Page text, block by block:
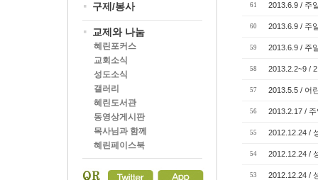
구제/봉사
교제와 나눔
혜린포커스
교회소식
성도소식
갤러리
혜린도서관
동영상게시판
목사님과 함께
혜린페이스북
61 2013.6.9 / 주
60 2013.6.9 / 주
59 2013.6.9 / 주
58 2013.2.2~9 /
57 2013.5.5 / 어
56 2013.2.17 /
55 2012.12.24 /
54 2012.12.24 /
53 2012.12.24 /